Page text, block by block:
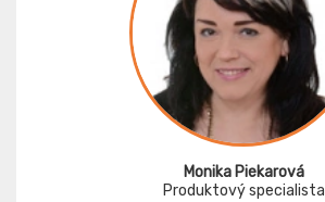
Monika Piekarová
Produktový specialista